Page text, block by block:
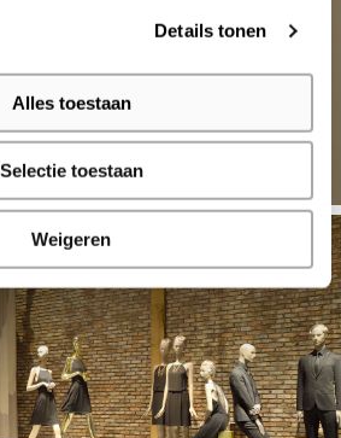
Details tonen
Alles toestaan
Selectie toestaan
Weigeren